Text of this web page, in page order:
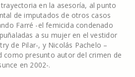
en la asesoría, al punto
de imputados de otros casos
Farré -el femicida condenado
a su mujer en el vestidor
de Pilar-, y Nicolás Pachelo –
como presunto autor del crimen de
en 2002-.